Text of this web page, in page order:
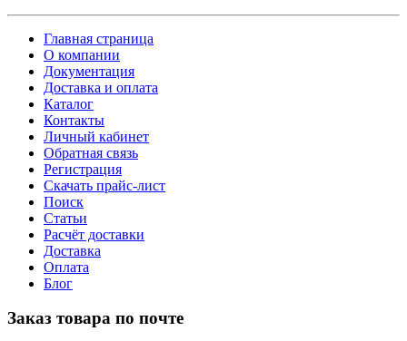
Главная страница
О компании
Документация
Доставка и оплата
Каталог
Контакты
Личный кабинет
Обратная связь
Регистрация
Скачать прайс-лист
Поиск
Статьи
Расчёт доставки
Доставка
Оплата
Блог
Заказ товара по почте